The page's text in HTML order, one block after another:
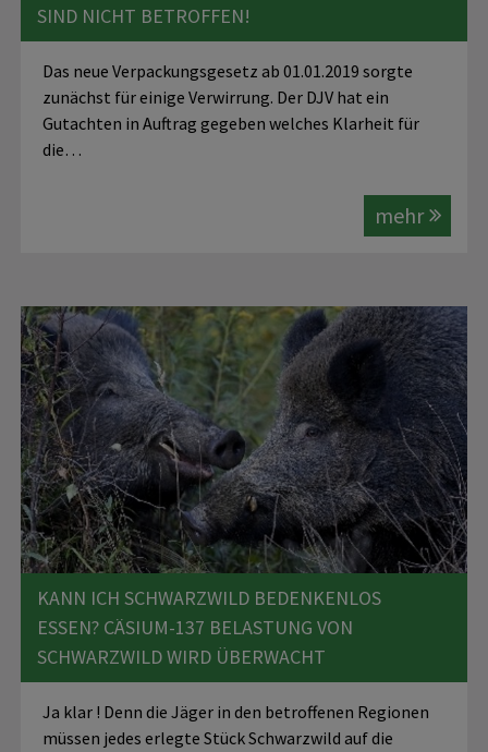
SIND NICHT BETROFFEN!
Das neue Verpackungsgesetz ab 01.01.2019 sorgte
zunächst für einige Verwirrung. Der DJV hat ein
Gutachten in Auftrag gegeben welches Klarheit für
die…
mehr
KANN ICH SCHWARZWILD BEDENKENLOS
ESSEN? CÄSIUM-137 BELASTUNG VON
SCHWARZWILD WIRD ÜBERWACHT
Ja klar ! Denn die Jäger in den betroffenen Regionen
müssen jedes erlegte Stück Schwarzwild auf die